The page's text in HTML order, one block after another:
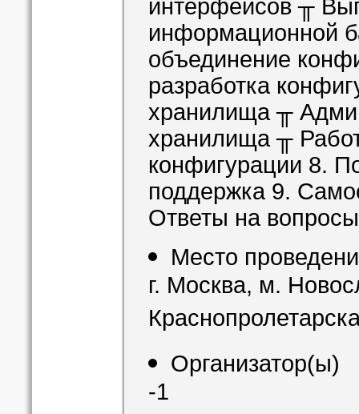
интерфейсов ╥
информационной
объединение
разработка
хранилища ╥
хранилища ╥
конфигурации 8.
поддержка 9.
Ответы на
Место
г. Москва, м.
Организатор(ы)
-1